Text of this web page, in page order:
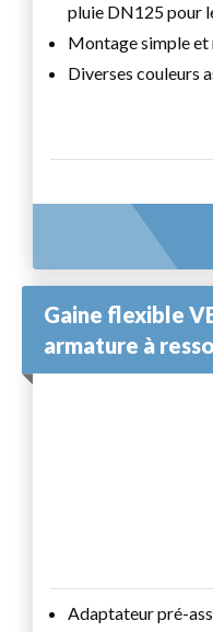
pluie DN125 pour
Montage simple et
Diverses couleurs
Gaine flexible
armature à
Adaptateur pré-